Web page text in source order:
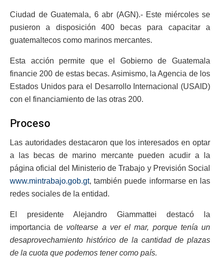
Ciudad de Guatemala, 6 abr (AGN).- Este miércoles se
pusieron a disposición 400 becas para capacitar a
guatemaltecos como marinos mercantes.
Esta acción permite que el Gobierno de Guatemala
financie 200 de estas becas. Asimismo, la Agencia de los
Estados Unidos para el Desarrollo Internacional (USAID)
con el financiamiento de las otras 200.
Proceso
Las autoridades destacaron que los interesados en optar
a las becas de marino mercante pueden acudir a la
página oficial del Ministerio de Trabajo y Previsión Social
www.mintrabajo.gob.gt, también puede informarse en las
redes sociales de la entidad.
El presidente Alejandro Giammattei destacó la
importancia de voltearse a ver el mar, porque tenía un
desaprovechamiento histórico de la cantidad de plazas
de la cuota que podemos tener como país.